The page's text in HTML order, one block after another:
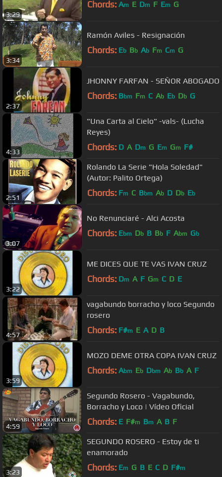
3:29
Chords: Am E Dm F Em G
3:34
Ramón Aviles - Resignación
Chords: Eb Bb Ab Fm Cm G
2:37
JHONNY FARFAN - SEÑOR ABOGADO
Chords: Bbm Fm C Ab Eb Db G
4:33
"Una Carta al Cielo" -vals- (Lucha
Reyes)
Chords: D A Dm G Em Gm F#
2:51
Rolando La Serie "Hola Soledad"
(Autor: Palito Ortega)
Chords: Fm C Bbm Ab D Db Eb
3:07
No Renunciaré - Alci Acosta
Chords: Ebm Db B Bb F Abm Gb
3:22
ME DICES QUE TE VAS IVAN CRUZ
Chords: Dm A F Gm C D E
4:57
vagabundo borracho y loco Segundo
rosero
Chords: F#m E A D B
3:59
MOZO DEME OTRA COPA IVAN CRUZ
Chords: Abm Eb Dbm Ab Bb A F
4:59
Segundo Rosero - Vagabundo,
Borracho y Loco | Vídeo Oficial
Chords: E F#m Bm A B F
3:23
SEGUNDO ROSERO - Estoy de ti
enamorado
Chords: Em G B E C D F#m